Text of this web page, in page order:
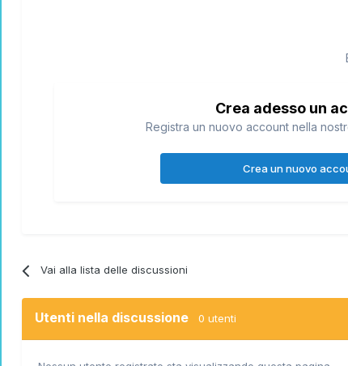
Crea adesso un
Registra un nuovo account nella
Crea un nuovo
Vai alla lista delle discussioni
Utenti nella discussione 0 utenti